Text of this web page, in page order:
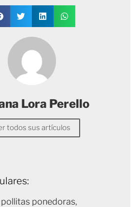
Lora Perello
todos sus artículos
ponedoras,